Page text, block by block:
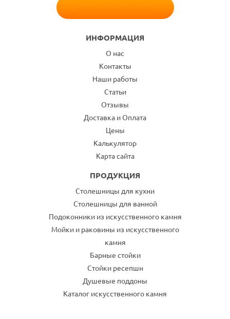
ИНФОРМАЦИЯ
О нас
Контакты
Наши работы
Статьи
Отзывы
Доставка и Оплата
Цены
Калькулятор
Карта сайта
ПРОДУКЦИЯ
Столешницы для кухни
Столешницы для ванной
Подоконники из искусственного камня
Мойки и раковины из искусственного
камня
Барные стойки
Стойки ресепшн
Душевые поддоны
Каталог искусственного камня